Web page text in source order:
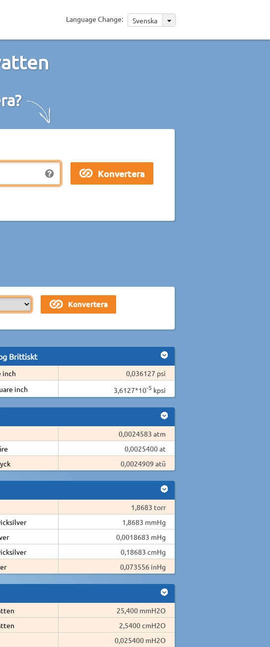
Language Change: Svenska
Brittiskt
inch
0,036127 psi
inch
3,6127*10-5 kpsi
0,0024583 atm
0,0025400 at
0,0024909 atü
1,8683 torr
1,8683 mmHg
0,0018683 mHg
0,18683 cmHg
0,073556 inHg
25,400 mmH2O
2,5400 cmH2O
0,025400 mH2O